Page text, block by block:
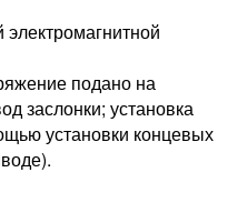
подано на
заслонки; установка
установки концевых